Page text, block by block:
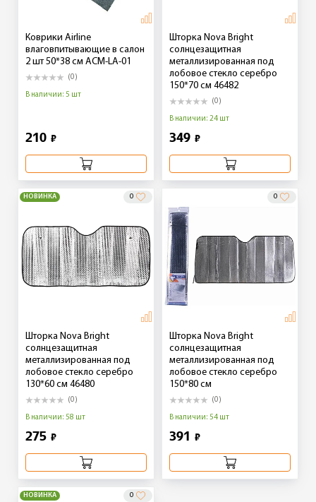
Коврики Airline
влаговпитывающие в салон
2 шт 50*38 см ACM-LA-01
(0)
В наличии: 5 шт
210 ₽
Шторка Nova Bright
солнцезащитная
металлизированная под
лобовое стекло серебро
150*70 см 46482
(0)
В наличии: 24 шт
349 ₽
НОВИНКА 0
Шторка Nova Bright
солнцезащитная
металлизированная под
лобовое стекло серебро
130*60 см 46480
(0)
В наличии: 58 шт
275 ₽
0
Шторка Nova Bright
солнцезащитная
металлизированная под
лобовое стекло серебро
150*80 см
(0)
В наличии: 54 шт
391 ₽
НОВИНКА
0